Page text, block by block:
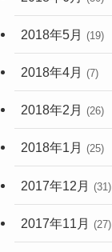
2018年5月 (19)
2018年4月 (7)
2018年2月 (26)
2018年1月 (25)
2017年12月 (31)
2017年11月 (27)